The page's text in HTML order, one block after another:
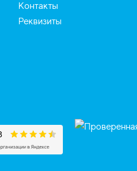
Контакты
Реквизиты